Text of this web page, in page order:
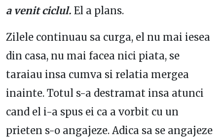
a venit ciclul. El a plans.
Zilele continuau sa curga, el nu mai iesea
din casa, nu mai facea nici piata, se
taraiau insa cumva si relatia mergea
inainte. Totul s-a destramat insa atunci
cand el i-a spus ei ca a vorbit cu un
prieten s-o angajeze. Adica sa se angajeze